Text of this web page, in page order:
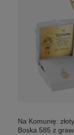
Na Komunię:
Boska 585 z